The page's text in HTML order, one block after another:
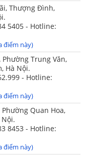
cao cấp.
mát, không phơi
như máy sấy
sản
Thượng Đình,
5405 - Hotline:
điểm này)
Phường Trung Văn,
Hà Nội.
- Hotline:
điểm này)
Phường Quan Hoa,
Nội.
8453 - Hotline:
điểm này)